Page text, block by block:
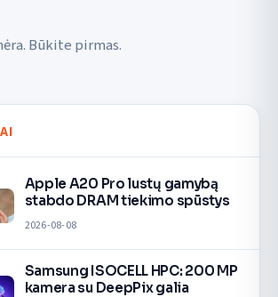
Būkite pirmas.
Apple A20 Pro lustų gamybą
stabdo DRAM tiekimo spūstys
2026-08-08
Samsung ISOCELL HPC: 200 MP
kamera su DeepPix galia